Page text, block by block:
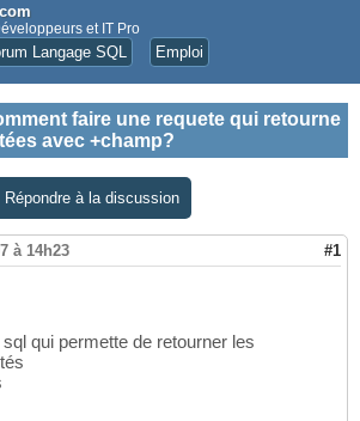
et IT Pro
Langage SQL Emploi
faire une requete qui retourne
avec +champ?
Répondre à la discussion
à 14h23 #1
qui permette de retourner les